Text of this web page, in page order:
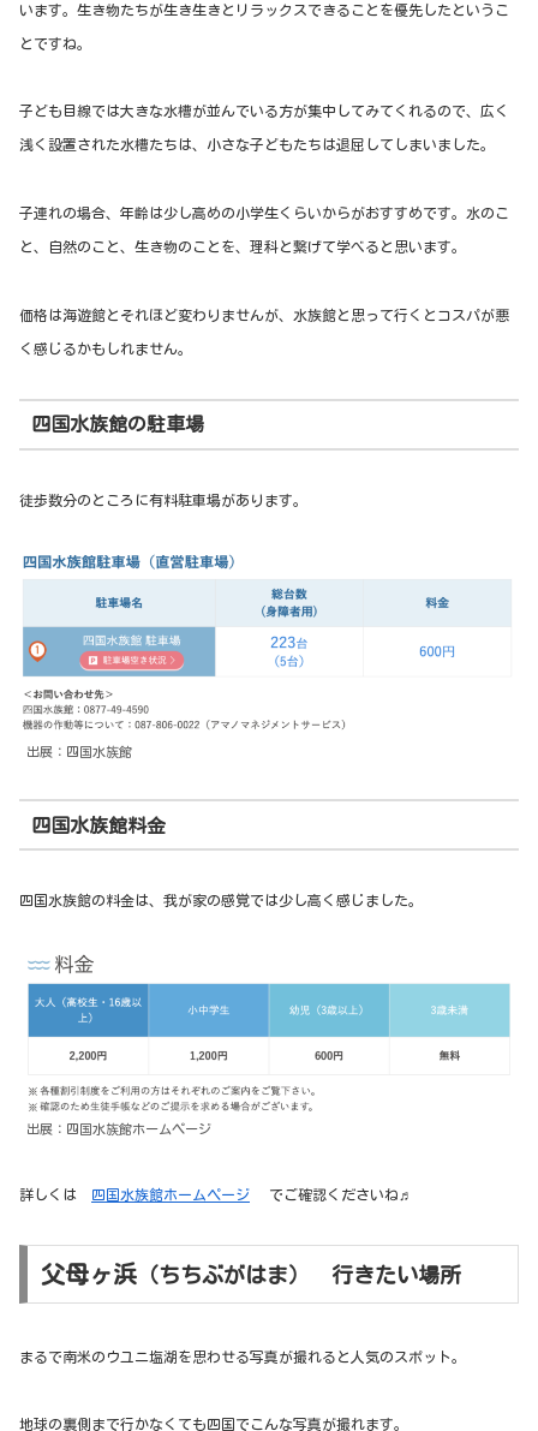
います。生き物たちが生き生きとリラックスできることを優先したというこ
とですね。
子ども目線では大きな水槽が並んでいる方が集中してみてくれるので、広く
浅く設置された水槽たちは、小さな子どもたちは退屈してしまいました。
子連れの場合、年齢は少し高めの小学生くらいからがおすすめです。水のこ
と、自然のこと、生き物のことを、理科と繋げて学べると思います。
価格は海遊館とそれほど変わりませんが、水族館と思って行くとコスパが悪
く感じるかもしれません。
四国水族館の駐車場
徒歩数分のところに有料駐車場があります。
出展：四国水族館
四国水族館料金
四国水族館の料金は、我が家の感覚では少し高く感じました。
出展：四国水族館ホームページ
詳しくは 四国水族館ホームページ でご確認くださいね♬
父母ヶ浜（ちちぶがはま） 行きたい場所
まるで南米のウユニ塩湖を思わせる写真が撮れると人気のスポット。
地球の裏側まで行かなくても四国でこんな写真が撮れます。